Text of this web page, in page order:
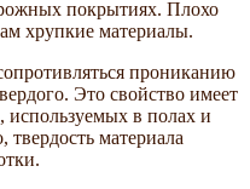
покрытиях. Плохо
хрупкие материалы.
прониканию
Это свойство имеет
используемых в полах и
материала